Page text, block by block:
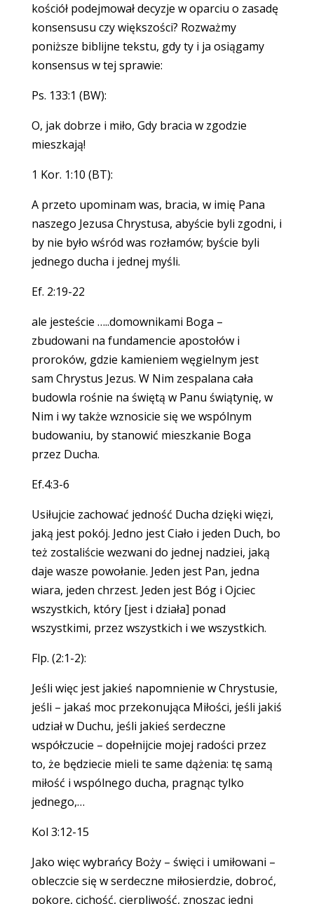
kościół podejmował decyzje w oparciu o zasadę
konsensusu czy większości? Rozważmy
poniższe biblijne tekstu, gdy ty i ja osiągamy
konsensus w tej sprawie:
Ps. 133:1 (BW):
O, jak dobrze i miło, Gdy bracia w zgodzie
mieszkają!
1 Kor. 1:10 (BT):
A przeto upominam was, bracia, w imię Pana
naszego Jezusa Chrystusa, abyście byli zgodni, i
by nie było wśród was rozłamów; byście byli
jednego ducha i jednej myśli.
Ef. 2:19-22
ale jesteście …..domownikami Boga –
zbudowani na fundamencie apostołów i
proroków, gdzie kamieniem węgielnym jest
sam Chrystus Jezus. W Nim zespalana cała
budowla rośnie na świętą w Panu świątynię, w
Nim i wy także wznosicie się we wspólnym
budowaniu, by stanowić mieszkanie Boga
przez Ducha.
Ef.4:3-6
Usiłujcie zachować jedność Ducha dzięki więzi,
jaką jest pokój. Jedno jest Ciało i jeden Duch, bo
też zostaliście wezwani do jednej nadziei, jaką
daje wasze powołanie. Jeden jest Pan, jedna
wiara, jeden chrzest. Jeden jest Bóg i Ojciec
wszystkich, który [jest i działa] ponad
wszystkimi, przez wszystkich i we wszystkich.
Flp. (2:1-2):
Jeśli więc jest jakieś napomnienie w Chrystusie,
jeśli – jakaś moc przekonująca Miłości, jeśli jakiś
udział w Duchu, jeśli jakieś serdeczne
współczucie – dopełnijcie mojej radości przez
to, że będziecie mieli te same dążenia: tę samą
miłość i wspólnego ducha, pragnąc tylko
jednego,…
Kol 3:12-15
Jako więc wybrańcy Boży – święci i umiłowani –
obleczcie się w serdeczne miłosierdzie, dobroć,
pokorę, cichość, cierpliwość, znosząc jedni